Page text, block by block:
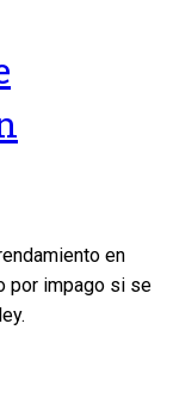
en
por impago si se